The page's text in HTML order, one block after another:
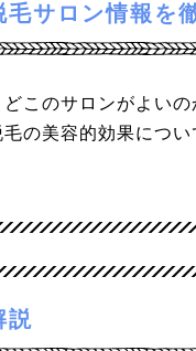
サロン情報を
このサロンがよい
の美容的効果につい
説